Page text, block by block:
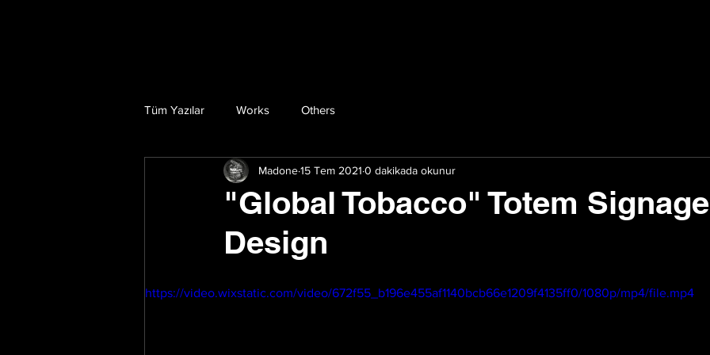
Tüm Yazılar Works Others
"Global Tobacco" Totem Signage
Design
Madone15 Tem 2021 0 dakikada okunur
https://video.wixstatic.com/video/672f55_b196e455af1140bcb66e1209f4135ff0/1080p/mp4/file.mp4